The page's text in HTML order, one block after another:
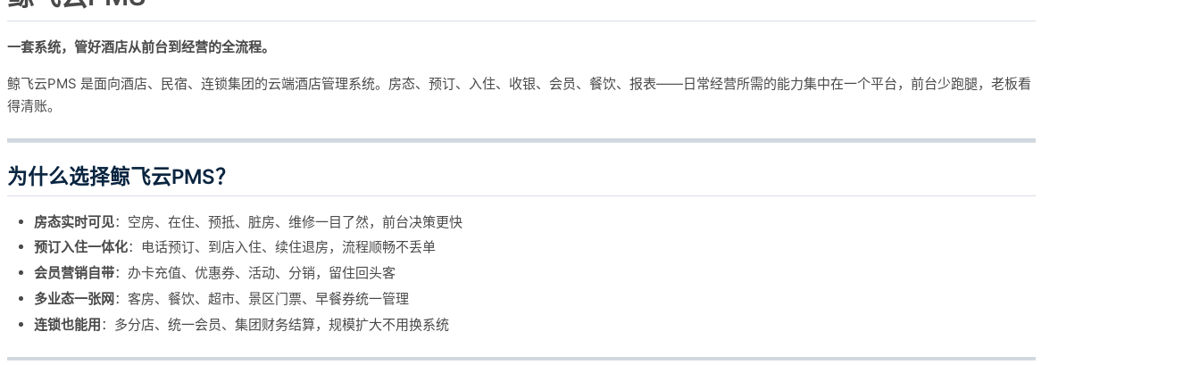
一套系统，管好酒店从前台到经营的全流程。
鲸飞云PMS 是面向酒店、民宿、连锁集团的云端酒店管理系统。房态、预订、入住、收银、会员、餐饮、报表——日常经营所需的能力集中在一个平台，前台少跑腿，老板看
得清账。
为什么选择鲸飞云PMS？
房态实时可见：空房、在住、预抵、脏房、维修一目了然，前台决策更快
预订入住一体化：电话预订、到店入住、续住退房，流程顺畅不丢单
会员营销自带：办卡充值、优惠券、活动、分销，留住回头客
多业态一张网：客房、餐饮、超市、景区门票、早餐券统一管理
连锁也能用：多分店、统一会员、集团财务结算，规模扩大不用换系统